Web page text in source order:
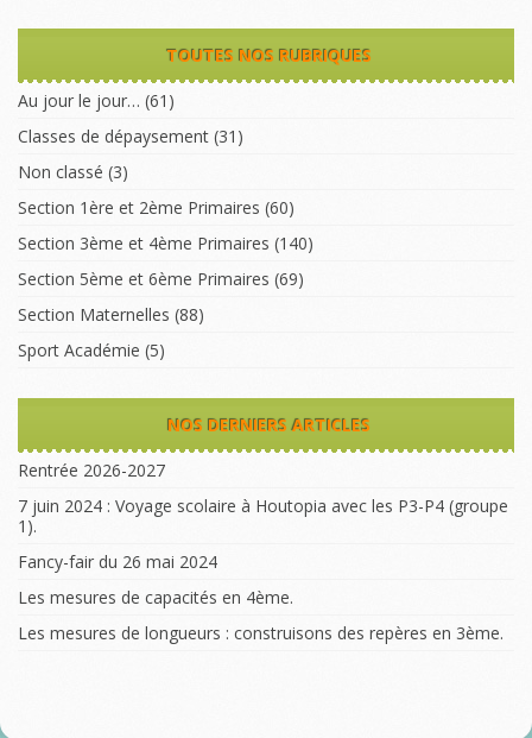
TOUTES NOS RUBRIQUES
Au jour le jour… (61)
Classes de dépaysement (31)
Non classé (3)
Section 1ère et 2ème Primaires (60)
Section 3ème et 4ème Primaires (140)
Section 5ème et 6ème Primaires (69)
Section Maternelles (88)
Sport Académie (5)
NOS DERNIERS ARTICLES
Rentrée 2026-2027
7 juin 2024 : Voyage scolaire à Houtopia avec les P3-P4 (groupe
1).
Fancy-fair du 26 mai 2024
Les mesures de capacités en 4ème.
Les mesures de longueurs : construisons des repères en 3ème.